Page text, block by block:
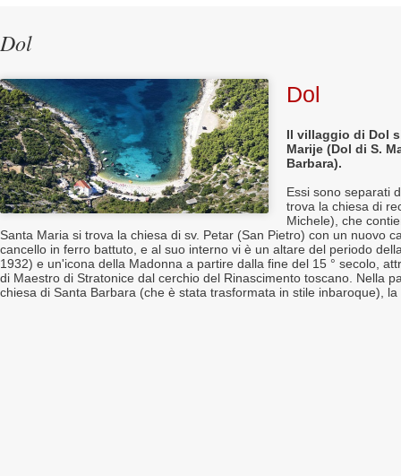
Dol
Dol
Il villaggio di Dol
Marije (Dol di S.
Barbara).
Essi sono separati
trova la chiesa di
Michele), che
Santa Maria si trova la chiesa di sv. Petar (San Pietro) con un nuovo
cancello in ferro battuto, e al suo interno vi è un altare del periodo
1932) e un'icona della Madonna a partire dalla fine del 15 ° secolo,
di Maestro di Stratonice dal cerchio del Rinascimento toscano. Nella
chiesa di Santa Barbara (che è stata trasformata in stile inbaroque),